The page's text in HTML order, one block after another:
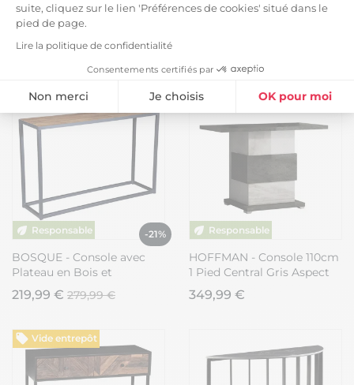
suite, cliquez sur le lien 'Préférences de cookies' situé dans le
pied de page.
Lire la politique de confidentialité
Consentements certifiés par
Non merci Je choisis OK pour moi
Axeptio consent
Plateforme de Gestion du Consentement : Personnalisez vos
Notre plateforme vous permet d'adapter et de gérer vos
MANKO - Console 2 Tiroirs
en Manguier Massif
399,99 €
GLASSI - Console Noire
Vide entrepôt
-21%
BOSQUE - Console avec
Plateau en Bois et
Structure en Acier
219,99 € 279,99 €
HOFFMAN - Console 110cm
1 Pied Central Gris Aspect
Pierre
349,99 €
Vide entrepôt